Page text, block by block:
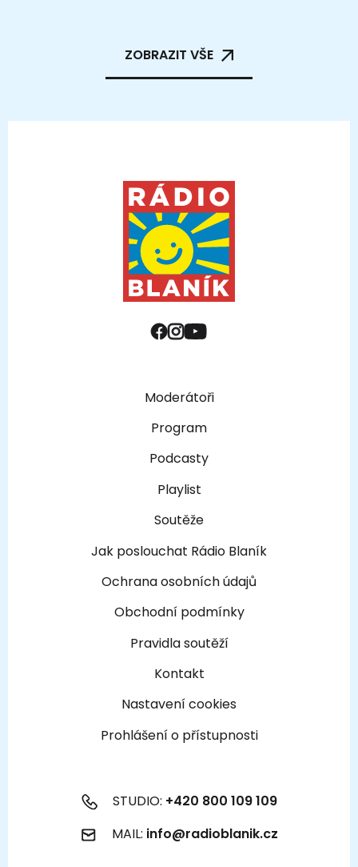
ZOBRAZIT VŠE
Moderátoři
Program
Podcasty
Playlist
Soutěže
Jak poslouchat Rádio Blaník
Ochrana osobních údajů
Obchodní podmínky
Pravidla soutěží
Kontakt
Nastavení cookies
Prohlášení o přístupnosti
STUDIO: +420 800 109 109
MAIL: info@radioblanik.cz